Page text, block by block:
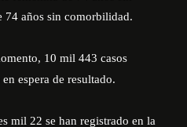
años sin comorbilidad.
10 mil 443 casos
espera de resultado.
mil 22 se han registrado en la